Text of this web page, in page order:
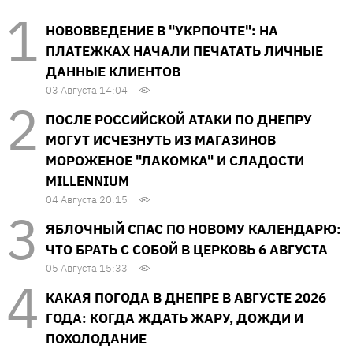
НОВОВВЕДЕНИЕ В "УКРПОЧТЕ": НА
ПЛАТЕЖКАХ НАЧАЛИ ПЕЧАТАТЬ ЛИЧНЫЕ
ДАННЫЕ КЛИЕНТОВ
03 Августа 14:04
ПОСЛЕ РОССИЙСКОЙ АТАКИ ПО ДНЕПРУ
МОГУТ ИСЧЕЗНУТЬ ИЗ МАГАЗИНОВ
МОРОЖЕНОЕ "ЛАКОМКА" И СЛАДОСТИ
MILLENNIUM
04 Августа 20:15
ЯБЛОЧНЫЙ СПАС ПО НОВОМУ КАЛЕНДАРЮ:
ЧТО БРАТЬ С СОБОЙ В ЦЕРКОВЬ 6 АВГУСТА
05 Августа 15:33
КАКАЯ ПОГОДА В ДНЕПРЕ В АВГУСТЕ 2026
ГОДА: КОГДА ЖДАТЬ ЖАРУ, ДОЖДИ И
ПОХОЛОДАНИЕ